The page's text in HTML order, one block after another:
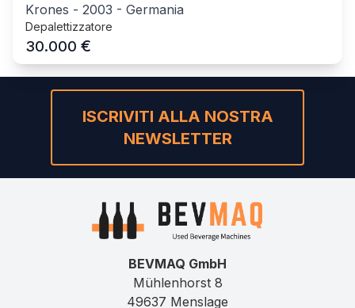
Krones - 2003 - Germania
Depalettizzatore
30.000 €
ISCRIVITI ALLA NOSTRA
NEWSLETTER
BEVMAQ GmbH
Mühlenhorst 8
49637 Menslage